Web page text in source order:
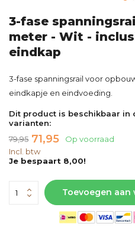
3-fase
meter - Wit -
eindkap
3-fase spanningsrail voor
eindkapje en eindvoeding.
Dit product is beschikbaar in
varianten:
79,95 71,95
Op voorraad
Incl. btw
Je bespaart 8,00!
Toevoegen